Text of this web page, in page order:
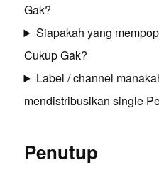
Gak?
Siapakah yang
Cukup Gak?
Label / channel
mendistribusikan single
Penutup